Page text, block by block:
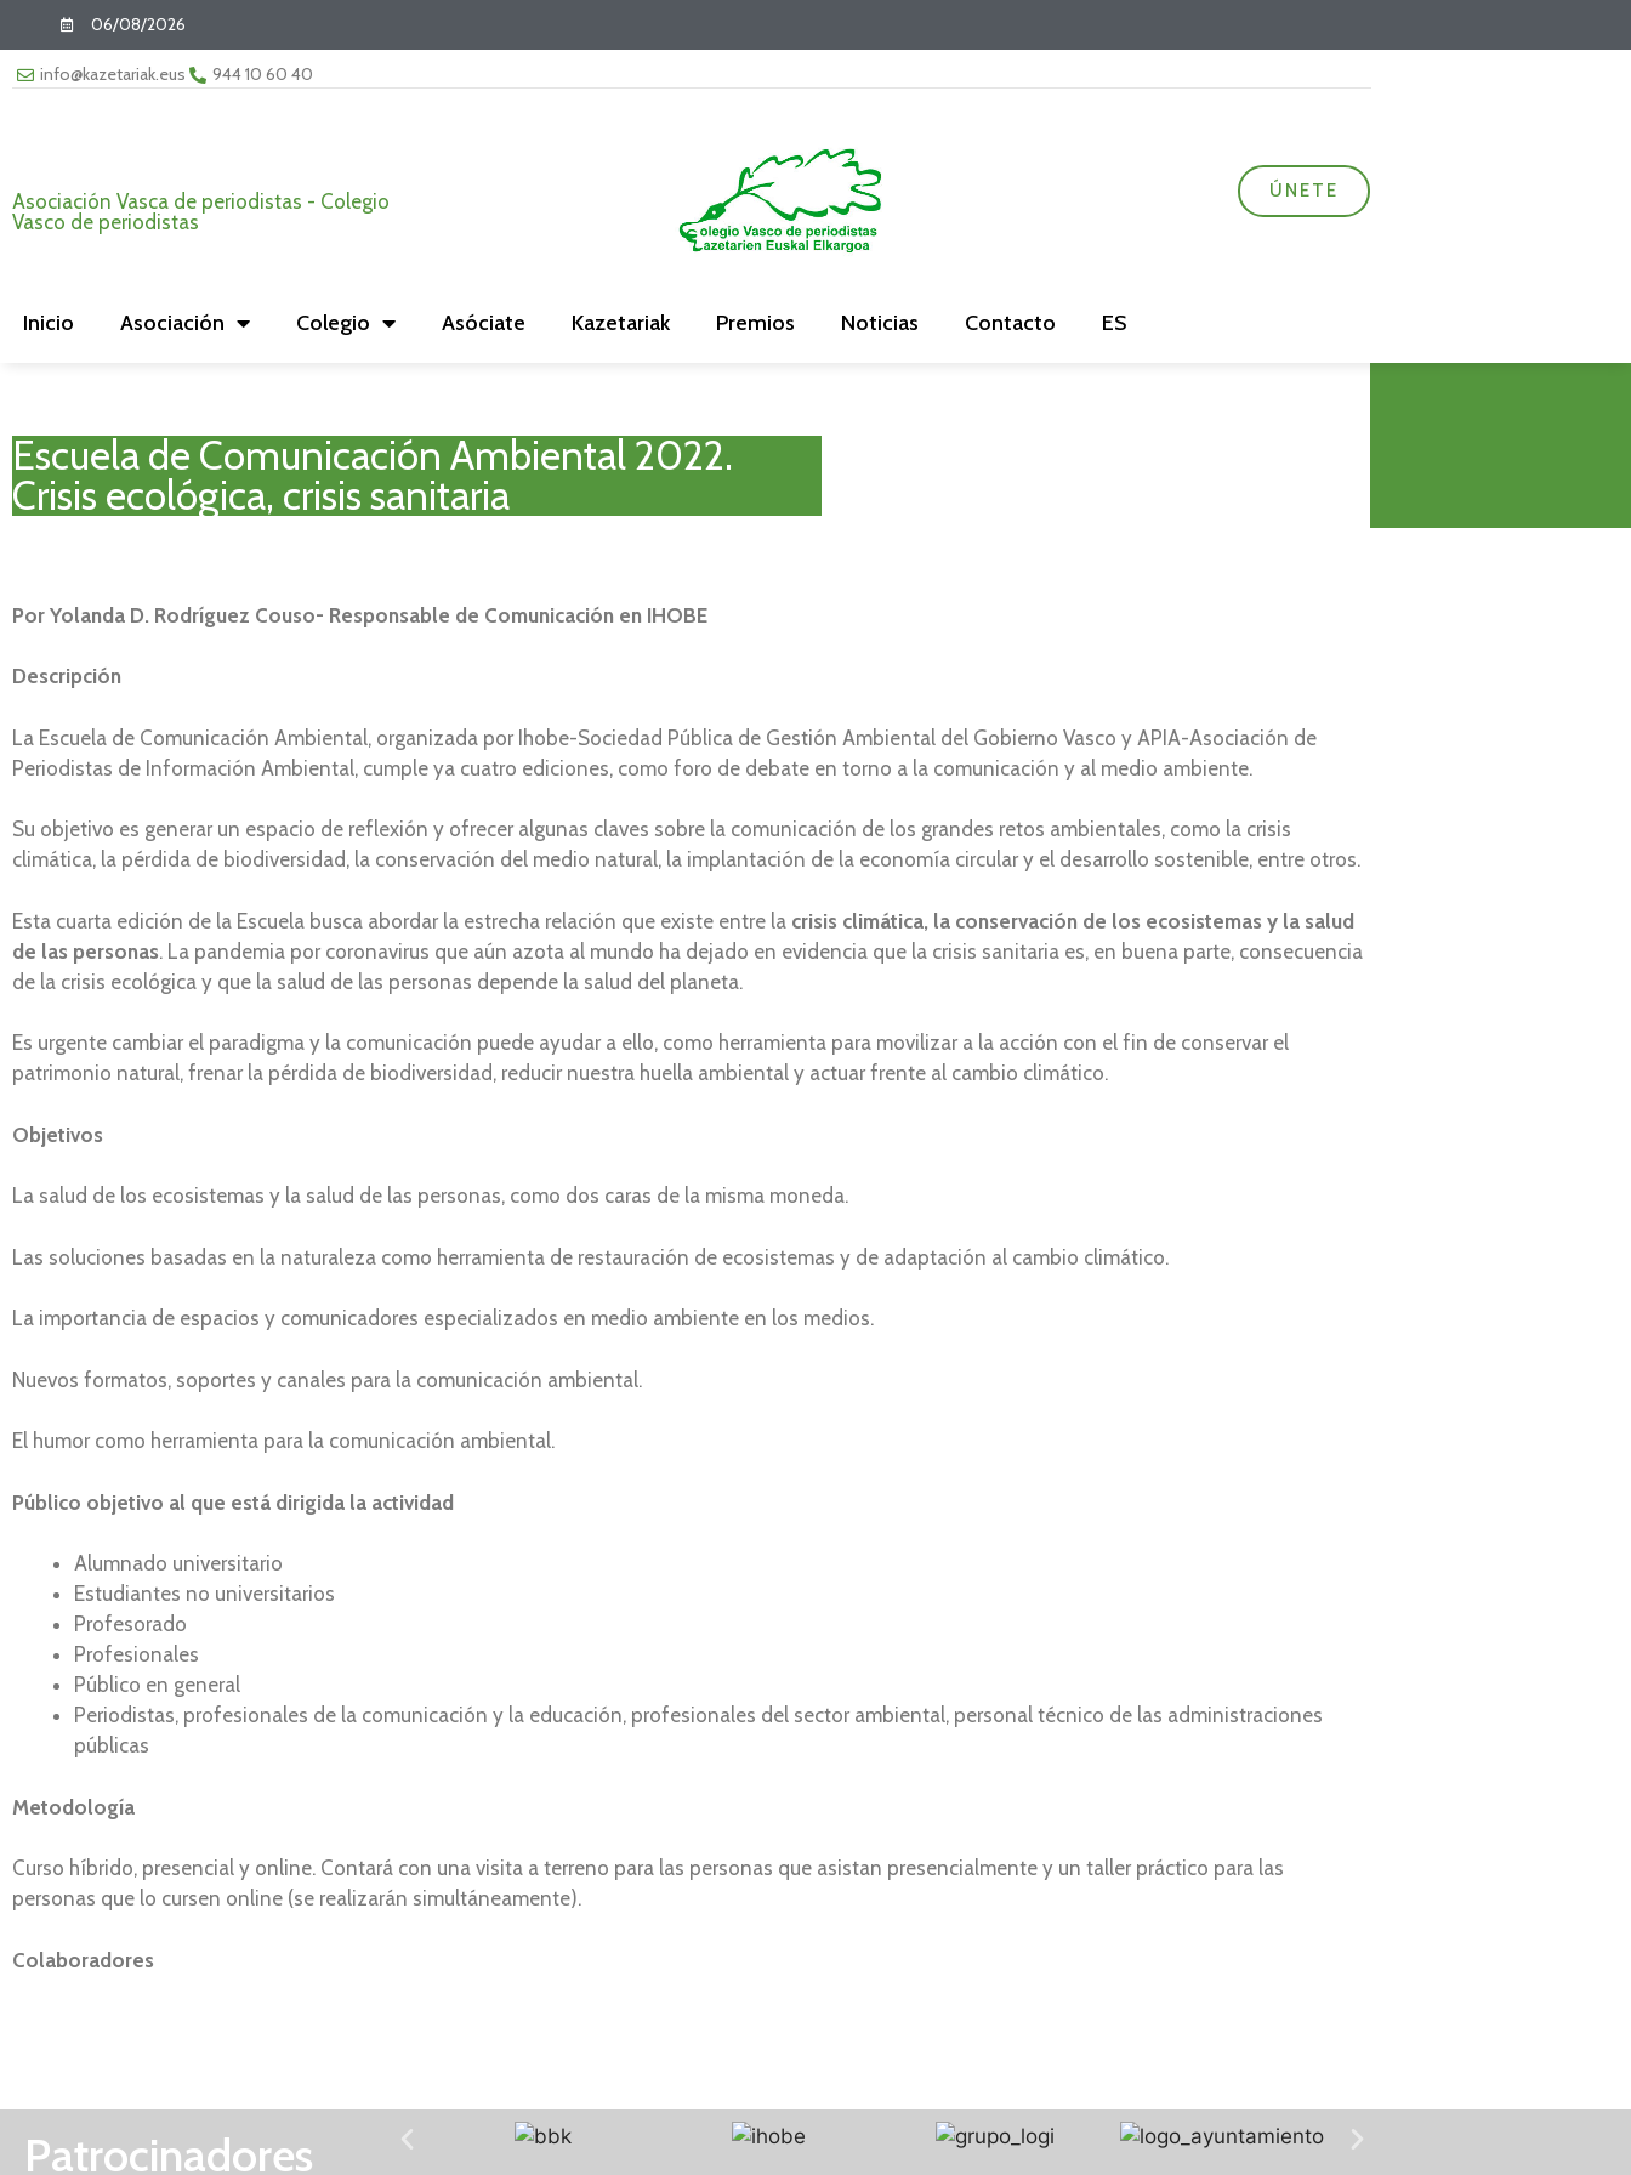
06/08/2026
info@kazetariak.eus 944 10 60 40
Asociación Vasca de periodistas - Colegio
Vasco de periodistas
ÚNETE
Inicio Asociación Colegio Asóciate Kazetariak Premios Noticias Contacto ES
Escuela de Comunicación Ambiental 2022.
Crisis ecológica, crisis sanitaria
Por Yolanda D. Rodríguez Couso- Responsable de Comunicación en IHOBE
Descripción
La Escuela de Comunicación Ambiental, organizada por Ihobe-Sociedad Pública de Gestión Ambiental del Gobierno Vasco y APIA-Asociación de
Periodistas de Información Ambiental, cumple ya cuatro ediciones, como foro de debate en torno a la comunicación y al medio ambiente.
Su objetivo es generar un espacio de reflexión y ofrecer algunas claves sobre la comunicación de los grandes retos ambientales, como la crisis
climática, la pérdida de biodiversidad, la conservación del medio natural, la implantación de la economía circular y el desarrollo sostenible, entre otros.
Esta cuarta edición de la Escuela busca abordar la estrecha relación que existe entre la crisis climática, la conservación de los ecosistemas y la salud
de las personas. La pandemia por coronavirus que aún azota al mundo ha dejado en evidencia que la crisis sanitaria es, en buena parte, consecuencia
de la crisis ecológica y que la salud de las personas depende la salud del planeta.
Es urgente cambiar el paradigma y la comunicación puede ayudar a ello, como herramienta para movilizar a la acción con el fin de conservar el
patrimonio natural, frenar la pérdida de biodiversidad, reducir nuestra huella ambiental y actuar frente al cambio climático.
Objetivos
La salud de los ecosistemas y la salud de las personas, como dos caras de la misma moneda.
Las soluciones basadas en la naturaleza como herramienta de restauración de ecosistemas y de adaptación al cambio climático.
La importancia de espacios y comunicadores especializados en medio ambiente en los medios.
Nuevos formatos, soportes y canales para la comunicación ambiental.
El humor como herramienta para la comunicación ambiental.
Público objetivo al que está dirigida la actividad
Alumnado universitario
Estudiantes no universitarios
Profesorado
Profesionales
Público en general
Periodistas, profesionales de la comunicación y la educación, profesionales del sector ambiental, personal técnico de las administraciones
públicas
Metodología
Curso híbrido, presencial y online. Contará con una visita a terreno para las personas que asistan presencialmente y un taller práctico para las
personas que lo cursen online (se realizarán simultáneamente).
Colaboradores
Patrocinadores